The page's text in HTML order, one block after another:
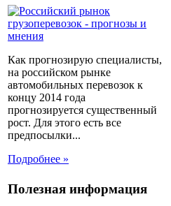
Как прогнозирую специалисты,
на российском рынке
автомобильных перевозок к
концу 2014 года
прогнозируется существенный
рост. Для этого есть все
предпосылки...
Подробнее »
Полезная информация